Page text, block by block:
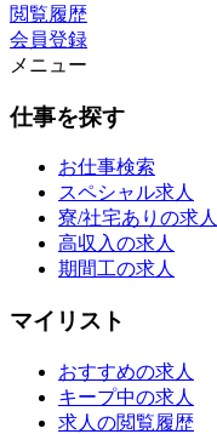
閲覧履歴
会員登録
メニュー
仕事を探す
お仕事検索
スペシャル求人
寮/社宅ありの求人
高収入の求人
期間工の求人
マイリスト
おすすめの求人
キープ中の求人
求人の閲覧履歴